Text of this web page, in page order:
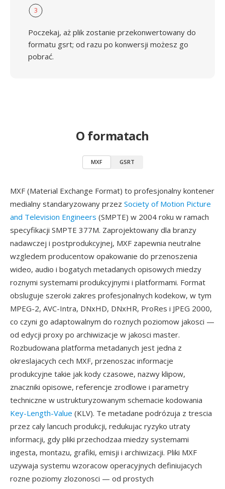
3
Poczekaj, aż plik zostanie przekonwertowany do
formatu gsrt; od razu po konwersji możesz go
pobrać.
O formatach
MXF GSRT
MXF (Material Exchange Format) to profesjonalny kontener
medialny standaryzowany przez Society of Motion Picture
and Television Engineers (SMPTE) w 2004 roku w ramach
specyfikacji SMPTE 377M. Zaprojektowany dla branzy
nadawczej i postprodukcyjnej, MXF zapewnia neutralne
wzgledem producentow opakowanie do przenoszenia
wideo, audio i bogatych metadanych opisowych miedzy
roznymi systemami produkcyjnymi i platformami. Format
obsluguje szeroki zakres profesjonalnych kodekow, w tym
MPEG-2, AVC-Intra, DNxHD, DNxHR, ProRes i JPEG 2000,
co czyni go adaptowalnym do roznych poziomow jakosci —
od edycji proxy po archiwizacje w jakosci master.
Rozbudowana platforma metadanych jest jedna z
okreslajacych cech MXF, przenoszac informacje
produkcyjne takie jak kody czasowe, nazwy klipow,
znaczniki opisowe, referencje zrodlowe i parametry
techniczne w ustrukturyzowanym schemacie kodowania
Key-Length-Value (KLV). Te metadane podrózuja z trescia
przez caly lancuch produkcji, redukujac ryzyko utraty
informacji, gdy pliki przechodzaa miedzy systemami
ingesta, montazu, grafiki, emisji i archiwizacji. Pliki MXF
uzywaja systemu wzoracow operacyjnych definiujacych
rozne poziomy zlozonosci — od prostych